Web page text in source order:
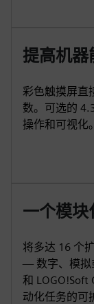
提高机器
彩色触摸屏直
数。可选的
操作和可视化。
一个模块
将多达 16 个
— 数字、模拟
和 LOGO!Soft
动化任务的可